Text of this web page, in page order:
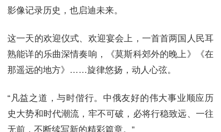
影像记录历史，也启迪未来。
这一天的欢迎仪式、欢迎宴会上，一首首两国人民耳
熟能详的乐曲深情奏响，《莫斯科郊外的晚上》《在
那遥远的地方》……旋律悠扬，动人心弦。
“凡益之道，与时偕行。中俄友好的伟大事业顺应历
史大势和时代潮流，牢不可破，必将行稳致远、一往
无前，不断续写新的精彩篇章。”